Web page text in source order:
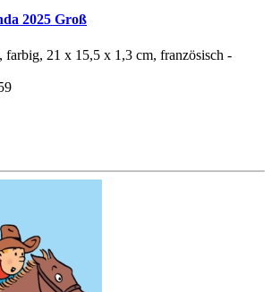
2025 Groß
farbig, 21 x 15,5 x 1,3 cm, französisch -